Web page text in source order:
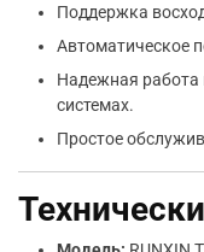
Поддержка
Автоматическое
Надежная
системах.
Простое